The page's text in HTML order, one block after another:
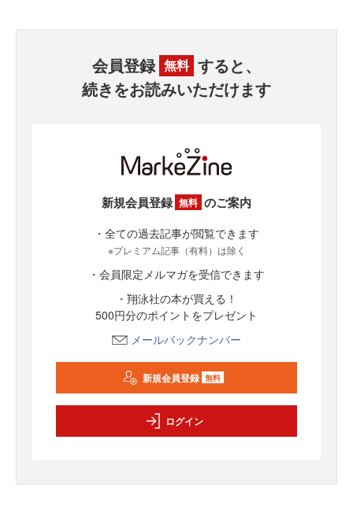
会員登録 無料 すると、
続きをお読みいただけます
新規会員登録 無料 のご案内
・全ての過去記事が閲覧できます
※プレミアム記事（有料）は除く
・会員限定メルマガを受信できます
・翔泳社の本が買える！
500円分のポイントをプレゼント
メールバックナンバー
新規会員登録 無料
ログイン